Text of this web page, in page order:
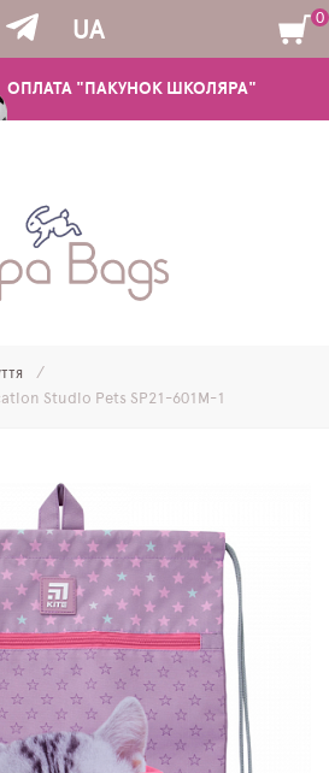
ОПЛАТА "ПАКУНОК ШКОЛЯРА"
UA 0
Studio Pets SP21-601M-1